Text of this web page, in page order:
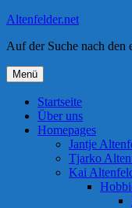
Zum
springen
Altenfelder.net
Auf der Suche nach den
Menü
Startseite
Über uns
Homepages
Jantje
Tjarko
Kai